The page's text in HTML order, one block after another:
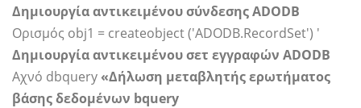
Δημιουργία αντικειμένου σύνδεσης ADODB
Ορισμός obj1 = createobject ('ADODB.RecordSet') '
Δημιουργία αντικειμένου σετ εγγραφών ADODB
Αχνό dbquery«Δήλωση μεταβλητής ερωτήματος
βάσης δεδομένων bquery